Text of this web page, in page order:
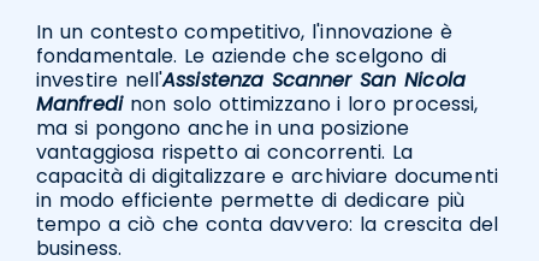
In un contesto competitivo, l'innovazione è
fondamentale. Le aziende che scelgono di
investire nell'Assistenza Scanner San Nicola
Manfredinon solo ottimizzano i loro processi,
ma si pongono anche in una posizione
vantaggiosa rispetto ai concorrenti. La
capacità di digitalizzare e archiviare documenti
in modo efficiente permette di dedicare più
tempo a ciò che conta davvero: la crescita del
business.